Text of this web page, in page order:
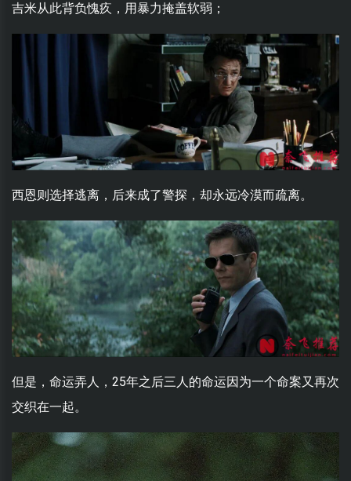
吉米从此背负愧疚，用暴力掩盖软弱；
西恩则选择逃离，后来成了警探，却永远冷漠而疏离。
但是，命运弄人，25年之后三人的命运因为一个命案又再次
交织在一起。